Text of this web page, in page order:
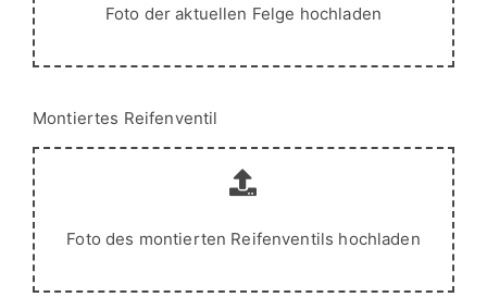
Foto der aktuellen Felge hochladen
Montiertes Reifenventil
Foto des montierten Reifenventils hochladen